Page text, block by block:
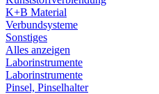
K+B Material
Verbundsysteme
Sonstiges
Alles anzeigen
Laborinstrumente
Laborinstrumente
Pinsel, Pinselhalter